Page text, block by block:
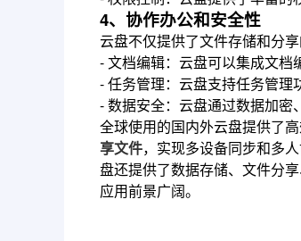
4、协作办公和安全性
云盘不仅提供了文件存储和分
- 文档编辑：云盘可以集成文档
- 任务管理：云盘支持任务管理
- 数据安全：云盘通过数据加密
全球使用的国内外云盘提供了
享文件，实现多设备同步和多
盘还提供了数据存储、文件分
应用前景广阔。